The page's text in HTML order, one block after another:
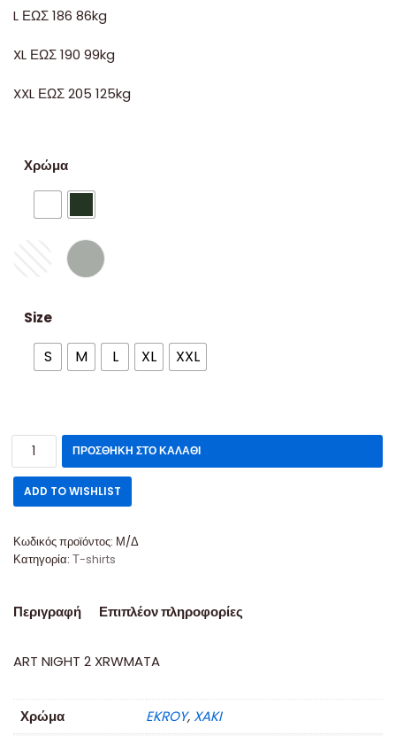
L ΕΩΣ 186 86kg
XL ΕΩΣ 190 99kg
XXL ΕΩΣ 205 125kg
Χρώμα
Size
S M L XL XXL
ΠΡΟΣΘΉΚΗ ΣΤΟ ΚΑΛΆΘΙ
ADD TO WISHLIST
Κωδικός προϊόντος: Μ/Δ
Κατηγορία: Τ-shirts
Περιγραφή Επιπλέον πληροφορίες
ART NIGHT 2 XRWMATA
Χρώμα EKROY, XAKI